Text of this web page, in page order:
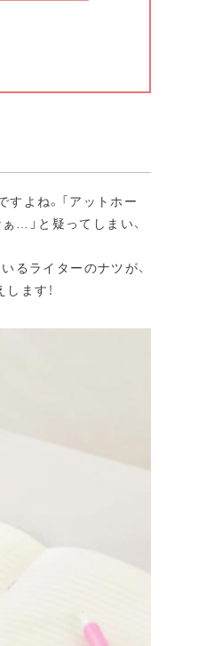
よね。「アットホー
…」と疑ってしまい、
るライターのナツが、
ます！